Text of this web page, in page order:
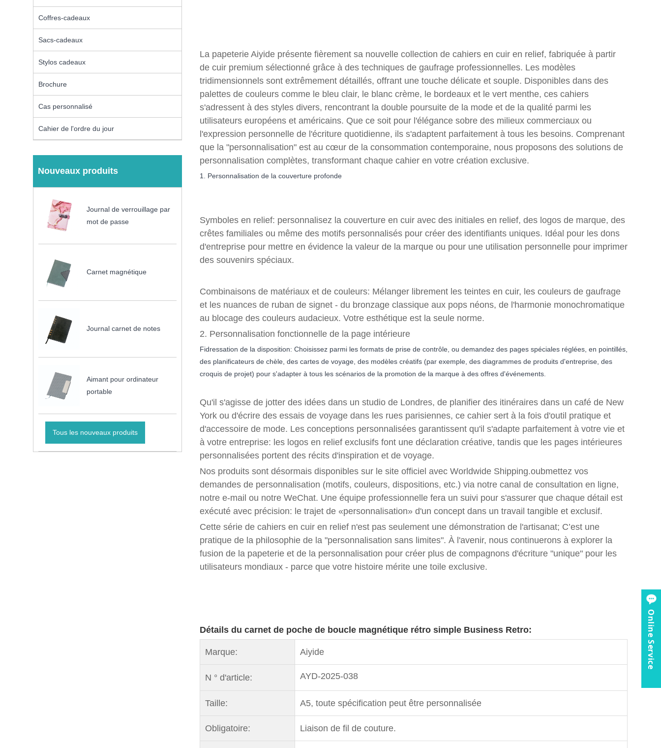
Coffres-cadeaux
Sacs-cadeaux
Stylos cadeaux
Brochure
Cas personnalisé
Cahier de l'ordre du jour
Nouveaux produits
Journal de verrouillage par
mot de passe
Carnet magnétique
Journal carnet de notes
Aimant pour ordinateur
portable
Tous les nouveaux produits
La papeterie Aiyide présente fièrement sa nouvelle collection de cahiers en cuir en relief, fabriquée à partir
de cuir premium sélectionné grâce à des techniques de gaufrage professionnelles. Les modèles
tridimensionnels sont extrêmement détaillés, offrant une touche délicate et souple. Disponibles dans des
palettes de couleurs comme le bleu clair, le blanc crème, le bordeaux et le vert menthe, ces cahiers
s'adressent à des styles divers, rencontrant la double poursuite de la mode et de la qualité parmi les
utilisateurs européens et américains. Que ce soit pour l'élégance sobre des milieux commerciaux ou
l'expression personnelle de l'écriture quotidienne, ils s'adaptent parfaitement à tous les besoins. Comprenant
que la "personnalisation" est au cœur de la consommation contemporaine, nous proposons des solutions de
personnalisation complètes, transformant chaque cahier en votre création exclusive.
1. Personnalisation de la couverture profonde
Symboles en relief: personnalisez la couverture en cuir avec des initiales en relief, des logos de marque, des
crêtes familiales ou même des motifs personnalisés pour créer des identifiants uniques. Idéal pour les dons
d'entreprise pour mettre en évidence la valeur de la marque ou pour une utilisation personnelle pour imprimer
des souvenirs spéciaux.
Combinaisons de matériaux et de couleurs: Mélanger librement les teintes en cuir, les couleurs de gaufrage
et les nuances de ruban de signet - du bronzage classique aux pops néons, de l'harmonie monochromatique
au blocage des couleurs audacieux. Votre esthétique est la seule norme.
2. Personnalisation fonctionnelle de la page intérieure
Fidressation de la disposition: Choisissez parmi les formats de prise de contrôle, ou demandez des pages spéciales réglées, en pointillés,
des planificateurs de chèle, des cartes de voyage, des modèles créatifs (par exemple, des diagrammes de produits d'entreprise, des
croquis de projet) pour s'adapter à tous les scénarios de la promotion de la marque à des offres d'événements.
Qu'il s'agisse de jotter des idées dans un studio de Londres, de planifier des itinéraires dans un café de New
York ou d'écrire des essais de voyage dans les rues parisiennes, ce cahier sert à la fois d'outil pratique et
d'accessoire de mode. Les conceptions personnalisées garantissent qu'il s'adapte parfaitement à votre vie et
à votre entreprise: les logos en relief exclusifs font une déclaration créative, tandis que les pages intérieures
personnalisées portent des récits d'inspiration et de voyage.
Nos produits sont désormais disponibles sur le site officiel avec Worldwide Shipping.oubmettez vos
demandes de personnalisation (motifs, couleurs, dispositions, etc.) via notre canal de consultation en ligne,
notre e-mail ou notre WeChat. Une équipe professionnelle fera un suivi pour s'assurer que chaque détail est
exécuté avec précision: le trajet de «personnalisation» d'un concept dans un travail tangible et exclusif.
Cette série de cahiers en cuir en relief n'est pas seulement une démonstration de l'artisanat; C’est une
pratique de la philosophie de la "personnalisation sans limites". À l'avenir, nous continuerons à explorer la
fusion de la papeterie et de la personnalisation pour créer plus de compagnons d'écriture "unique" pour les
utilisateurs mondiaux - parce que votre histoire mérite une toile exclusive.
Détails du carnet de poche de boucle magnétique rétro simple Business Retro:
Marque: Aiyide
N ° d'article: AYD-2025-038
Taille: A5, toute spécification peut être personnalisée
Obligatoire: Liaison de fil de couture.
Online Service